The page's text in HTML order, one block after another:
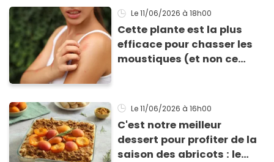
ma lotion
Le 11/06/2026 à 18h00
Cette plante est la plus
efficace pour chasser les
moustiques (et non ce
Le 11/06/2026 à 16h00
C'est notre meilleur
dessert pour profiter de la
saison des abricots : le